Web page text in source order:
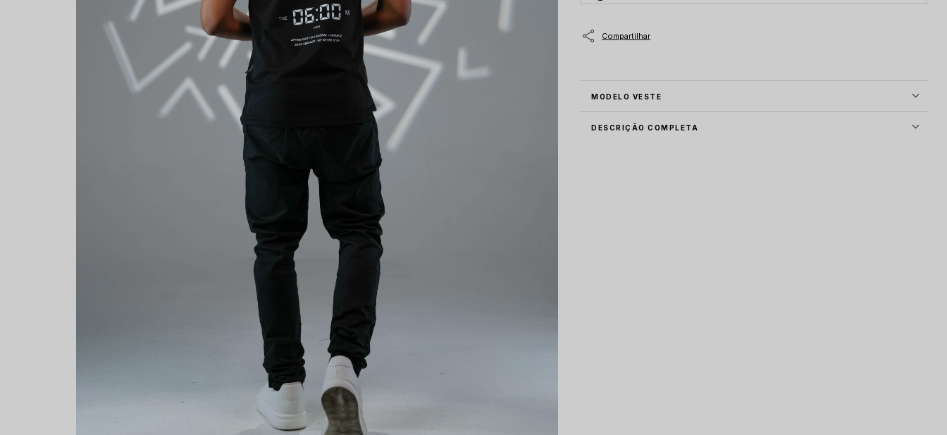
MODELO VESTE
DESCRIÇÃO COMPLETA